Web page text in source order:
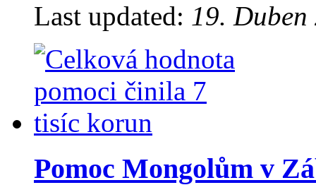
Last updated: 19.
Pomoc Mongolům v